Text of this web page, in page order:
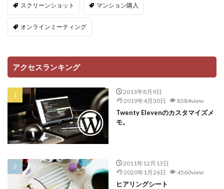
スクリーンショット マンション購入
オンラインミーティング
アクセスランキング
2013年8月9日
2019年4月30日
8584view
Twenty Elevenのカスタマイズメ
モ。
2011年12月13日
2020年1月26日
4560view
ヒアリングシート